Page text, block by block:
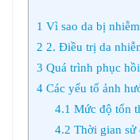
1 Vì sao da bị
2 2. Điều trị da
3 Quá trình phục
4 Các yếu tố ảnh
4.1 Mức độ tổn
4.2 Thời gian sử